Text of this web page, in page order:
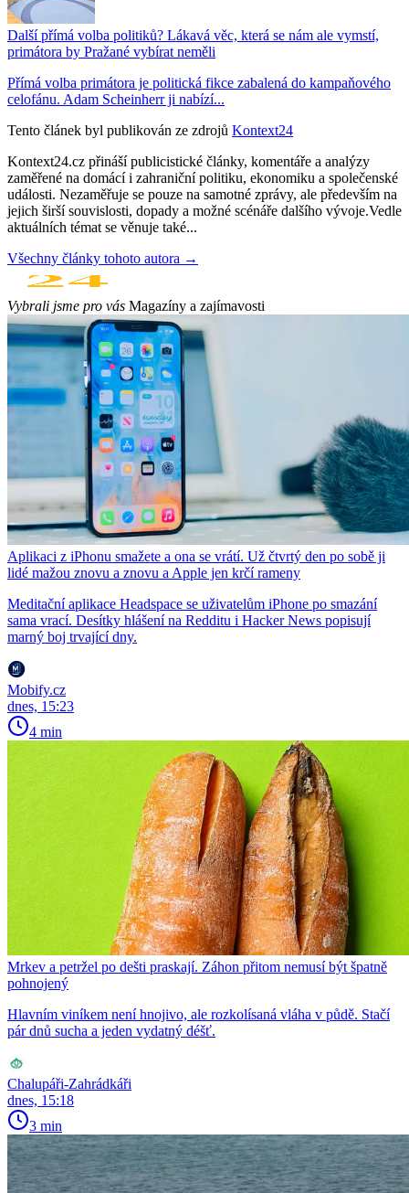
Další přímá volba politiků? Lákavá věc, která se nám ale vymstí,
primátora by Pražané vybírat neměli
Přímá volba primátora je politická fikce zabalená do kampaňového
celofánu. Adam Scheinherr ji nabízí...
Tento článek byl publikován ze zdrojů Kontext24
Kontext24.cz přináší publicistické články, komentáře a analýzy
zaměřené na domácí i zahraniční politiku, ekonomiku a společenské
události. Nezaměřuje se pouze na samotné zprávy, ale především na
jejich širší souvislosti, dopady a možné scénáře dalšího vývoje.Vedle
aktuálních témat se věnuje také...
Všechny články tohoto autora →
Vybrali jsme pro vás Magazíny a zajímavosti
Aplikaci z iPhonu smažete a ona se vrátí. Už čtvrtý den po sobě ji
lidé mažou znovu a znovu a Apple jen krčí rameny
Meditační aplikace Headspace se uživatelům iPhone po smazání
sama vrací. Desítky hlášení na Redditu i Hacker News popisují
marný boj trvající dny.
Mobify.cz
dnes, 15:23
4 min
Mrkev a petržel po dešti praskají. Záhon přitom nemusí být špatně
pohnojený
Hlavním viníkem není hnojivo, ale rozkolísaná vláha v půdě. Stačí
pár dnů sucha a jeden vydatný déšť.
Chalupáři-Zahrádkáři
dnes, 15:18
3 min